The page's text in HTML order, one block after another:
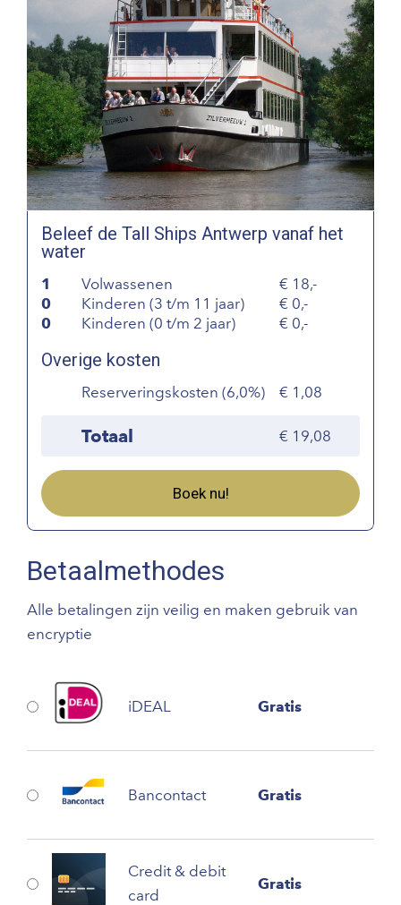
Beleef de Tall Ships Antwerp vanaf het
water
1 Volwassenen
18,-
0
Kinderen (3 t/m 11 jaar)
0,-
0
Kinderen (0 t/m 2 jaar) 0,-
Overige kosten
Reserveringskosten (6,0%) 1,08
Totaal 19,08
Boek nu!
Betaalmethodes
Alle betalingen zijn veilig en maken gebruik van
encryptie
iDEAL Gratis
Bancontact Gratis
Credit & debit
card
Gratis